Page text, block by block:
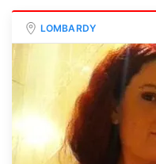
LOMBARDY